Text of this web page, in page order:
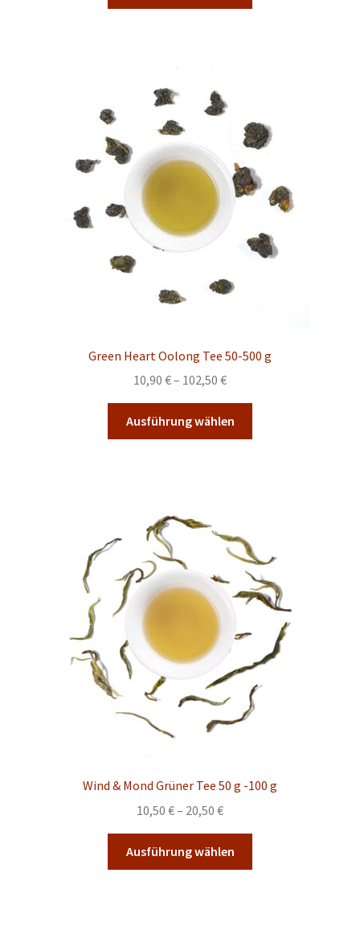
19,80 €
Optionen
können
der
Produktseite
werden
Green Heart Oolong Tee 50-500 g
10,90 €– 102,50 €Preisspanne:
10,90 €
bis
102,50 €
Ausführung wählen
Optionen
können
auf
Produktseite
gewählt
werden
Wind & Mond Grüner Tee 50 g -100 g
10,50 €– 20,50 €Preisspanne:
10,50 €
bis
20,50 €
Ausführung wählen